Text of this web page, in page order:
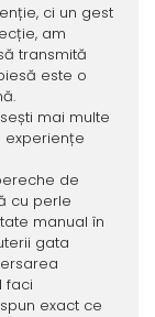
ci un gest
am
transmită
este o
mai multe
experiențe
de
cu perle
manual în
gata
faci
exact ce